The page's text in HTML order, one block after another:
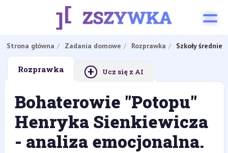
Strona główna Zadania domowe Rozprawka Szkoły średnie
Rozprawka + Ucz się z AI
Bohaterowie "Potopu"
Henryka Sienkiewicza
- analiza emocjonalna.